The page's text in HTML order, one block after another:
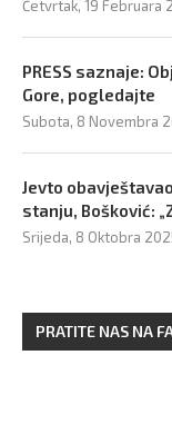
Četvrtak, 19 Februara
PRESS saznaje:
Gore, pogledajte
Subota, 8 Novembra
Jevto
stanju, Bošković:
Srijeda, 8 Oktobra
PRATITE NAS NA